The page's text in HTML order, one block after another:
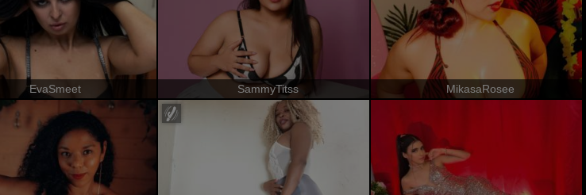
EvaSmeet SammyTitss MikasaRosee